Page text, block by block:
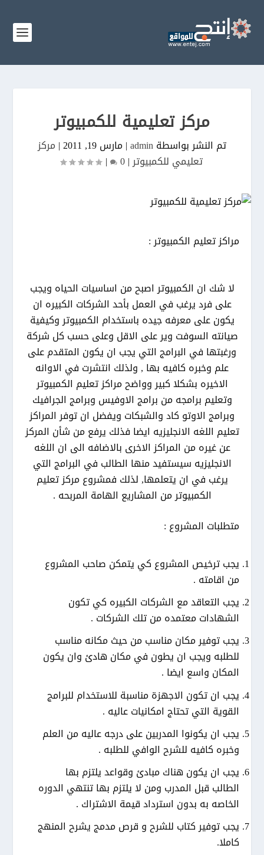
مركز تعليمية للكمبيوتر
تم النشر بواسطةadmin
|مارس 19, 2011 | مركز
تعليمي للكمبيوتر|
0
|
مراكز تعليم الكمبيوتر :
لا شك ان الكمبيوتر اصبح من اساسيات الحياه ويجب
على فرد يرغب في العمل بأحد الشركات الكبيره ان
يكون على معرفه جيده باستخدام الكمبيوتر وكيفية
صيانته السوفت وير على الاقل وعلى حسب كل شركة
ورغبتها في البرامج التي يجب ان يكون المتقدم على
علم وخبره كافيه بها , ولذلك انتشرت في الاوانه
الاخيره بشكلا كبير وواضح مراكز تعليم الكمبيوتر
وتعليم برامجه من برامج الاوفيس وبرامج الجرافيك
وبرامج الاوتو كاد والشبكات ويفضل ان توفر المراكز
تعليم اللغه الانجليزيه ايضا فذلك يرفع من شأن المركز
عن غيره من المراكز الاخرى بالاضافه الى ان اللغه
الانجليزيه سيستفيد منها الطالب في البرامج التي
يرغب في ان يتعلمها, لذلك فمشروع مركز تعليم
الكمبيوتر من المشاريع الهامة المربحه .
متطلبات المشروع :
يجب ترخيص المشروع كي يتمكن صاحب المشروع
من اقامته .
يجب التعاقد مع الشركات الكبيره كي تكون
الشهادات معتمده من تلك الشركات .
يجب توفير مكان مناسب من حيث مكانه مناسب
للطلبه ويجب ان يطون في مكان هادئ وان يكون
المكان واسع ايضا .
يجب ان تكون الاجهزة مناسبة للاستخدام للبرامج
القوية التي تحتاج امكانيات عاليه .
يجب ان يكونوا المدربين على درجه عاليه من العلم
وخبره كافيه للشرح الوافي للطلبه .
يجب ان يكون هناك مبادئ وقواعد يلتزم بها
الطالب قبل المدرب ومن لا يلتزم بها تنتهي الدوره
الخاصه به بدون استرداد قيمة الاشتراك .
يجب توفير كتاب للشرح و قرص مدمج يشرح المنهج
كاملا.